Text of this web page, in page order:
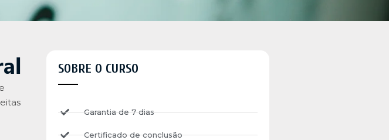
SOBRE O CURSO
Garantia de 7 dias
Certificado de conclusão